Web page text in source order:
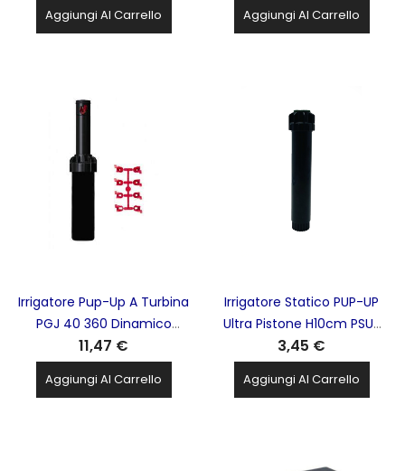
Aggiungi Al Carrello Aggiungi Al Carrello
Irrigatore Pup-Up A Turbina
PGJ 40 360 Dinamico
Femmina 10cm Irritec
HUNTER - IGPGJ04
11,47 €
Aggiungi Al Carrello
Irrigatore Statico PUP-UP
Ultra Pistone H10cm PSU-
04 Irritec HUNTER hunter-
IGPSU0412A
3,45 €
Aggiungi Al Carrello